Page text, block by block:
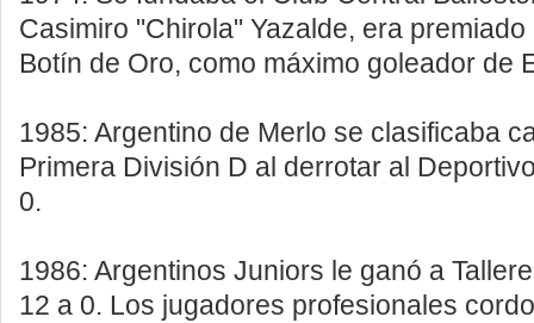
Casimiro "Chirola" Yazalde, era
Botín de Oro, como máximo goleador de
1985: Argentino de Merlo se clasificaba
Primera División D al derrotar al
0.
1986: Argentinos Juniors le ganó a
12 a 0. Los jugadores profesionales